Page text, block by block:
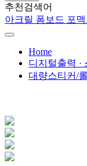
추천검색어
아크릴 폼보드 포
Home
디지털출력 ·
대량스티커/